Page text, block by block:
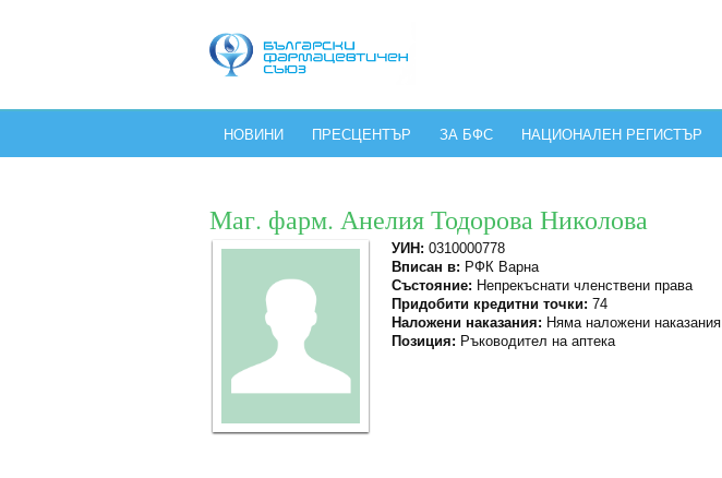
НОВИНИ ПРЕСЦЕНТЪР ЗА БФС НАЦИОНАЛЕН РЕГИСТЪР
Маг. фарм. Анелия Тодорова Николова
УИН: 0310000778
Вписан в: РФК Варна
Състояние: Непрекъснати членствени права
Придобити кредитни точки: 74
Наложени наказания: Няма наложени наказания
Позиция: Ръководител на аптека